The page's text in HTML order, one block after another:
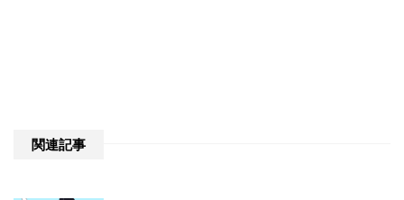
関連記事